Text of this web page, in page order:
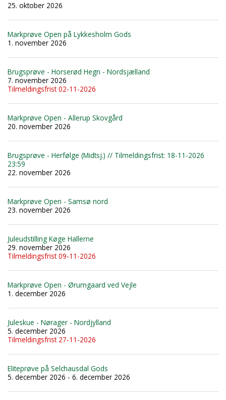
25. oktober 2026
Markprøve Open på Lykkesholm Gods
1. november 2026
Brugsprøve - Horserød Hegn - Nordsjælland
7. november 2026
Tilmeldingsfrist 02-11-2026
Markprøve Open - Allerup Skovgård
20. november 2026
Brugsprøve - Herfølge (Midtsj.) // Tilmeldingsfrist: 18-11-2026
23:59
22. november 2026
Markprøve Open - Samsø nord
23. november 2026
Juleudstilling Køge Hallerne
29. november 2026
Tilmeldingsfrist 09-11-2026
Markprøve Open - Ørumgaard ved Vejle
1. december 2026
Juleskue - Nørager - Nordjylland
5. december 2026
Tilmeldingsfrist 27-11-2026
Eliteprøve på Selchausdal Gods
5. december 2026 - 6. december 2026